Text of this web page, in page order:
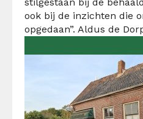
ook bij de inzichten die
opgedaan”. Aldus de